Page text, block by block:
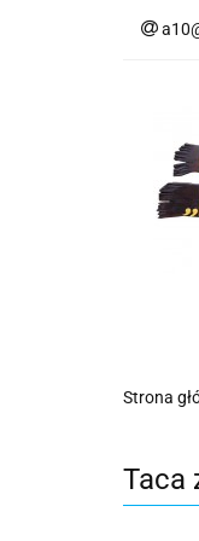
Strona
Taca